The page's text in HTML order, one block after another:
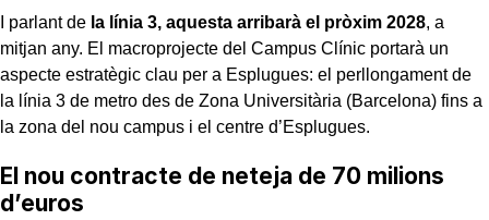
I parlant de la línia 3, aquesta arribarà el pròxim 2028, a
mitjan any. El macroprojecte del Campus Clínic portarà un
aspecte estratègic clau per a Esplugues: el perllongament de
la línia 3 de metro des de Zona Universitària (Barcelona) fins a
la zona del nou campus i el centre d’Esplugues.
El nou contracte de neteja de 70 milions
d’euros